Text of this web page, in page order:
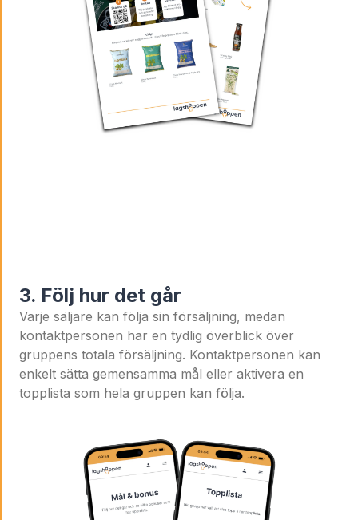
3. Följ hur det går
Varje säljare kan följa sin försäljning, medan
kontaktpersonen har en tydlig överblick över
gruppens totala försäljning. Kontaktpersonen kan
enkelt sätta gemensamma mål eller aktivera en
topplista som hela gruppen kan följa.